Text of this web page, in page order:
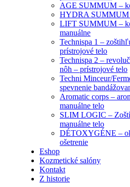
AGE SUMMUM –
HYDRA SUMMUM
LIFT SUMMUM –
manuálne
Technispa 1 –
prístrojové telo
Technispa 2 –
nôh – prístrojové telo
Techni Minceur/
spevnenie
Aromatic corps –
manuálne telo
SLIM LOGIC –
manuálne telo
DÉTOXYGÉNE –
ošetrenie
Eshop
Kozmetické salóny
Kontakt
Z historie